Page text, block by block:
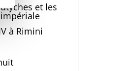
et les
à Rimini